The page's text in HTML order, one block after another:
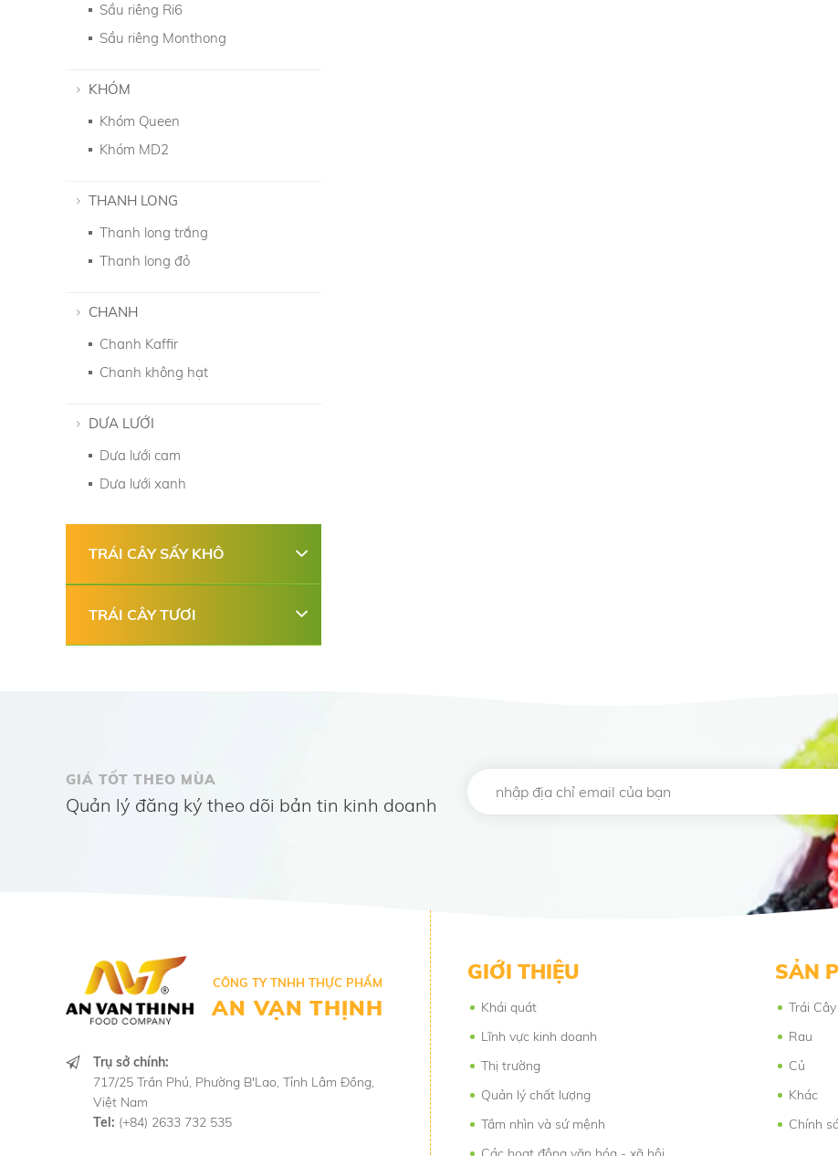
Sầu riêng Ri6
Sầu riêng Monthong
KHÓM
Khóm Queen
Khóm MD2
THANH LONG
Thanh long trắng
Thanh long đỏ
CHANH
Chanh Kaffir
Chanh không hạt
DƯA LƯỚI
Dưa lưới cam
Dưa lưới xanh
TRÁI CÂY SẤY KHÔ
TRÁI CÂY TƯƠI
GIÁ TỐT THEO MÙA
Quản lý đăng ký theo dõi bản tin kinh doanh
CÔNG TY TNHH THỰC PHẨM
AN VẠN THỊNH
Trụ sở chính:
717/25 Trần Phú, Phường B'Lao, Tỉnh Lâm Đồng,
Việt Nam
Tel: (+84) 2633 732 535
GIỚI THIỆU
Khái quát
Lĩnh vực kinh doanh
Thị trường
Quản lý chất lượng
Tầm nhìn và sứ mệnh
SẢN
Trái Cây
Rau
Củ
Khác
Chính